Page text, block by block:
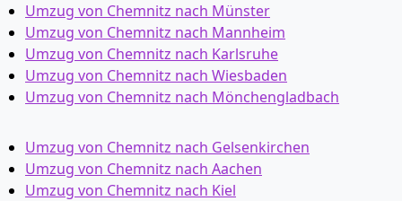
Umzug von Chemnitz nach Münster
Umzug von Chemnitz nach Mannheim
Umzug von Chemnitz nach Karlsruhe
Umzug von Chemnitz nach Wiesbaden
Umzug von Chemnitz nach Mönchen­gladbach
Umzug von Chemnitz nach Gelsenkirchen
Umzug von Chemnitz nach Aachen
Umzug von Chemnitz nach Kiel